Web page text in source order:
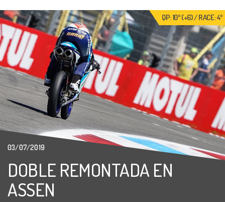
QP: 10º (+6) / RACE: 4º
03/07/2019
DOBLE REMONTADA EN
ASSEN